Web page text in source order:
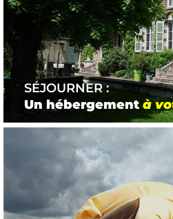
SÉJOURNER :
Un hébergement à